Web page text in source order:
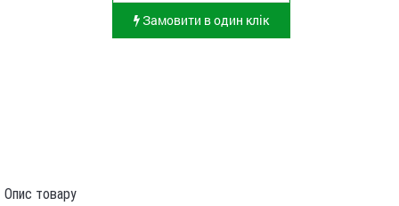
Замовити в один клік
Опис товару